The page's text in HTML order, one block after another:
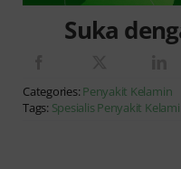
Suka
Categories: Penyakit Kelamin
Tags: Spesialis Penyakit